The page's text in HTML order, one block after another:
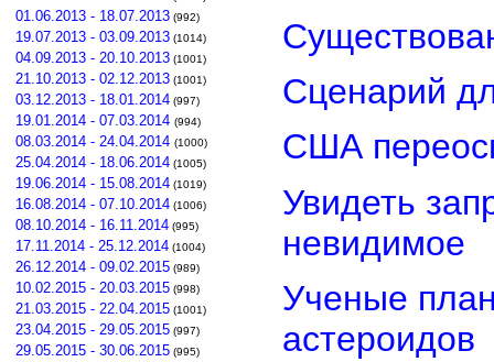
01.06.2013 - 18.07.2013 (992)
19.07.2013 - 03.09.2013 (1014)
04.09.2013 - 20.10.2013 (1001)
21.10.2013 - 02.12.2013 (1001)
03.12.2013 - 18.01.2014 (997)
19.01.2014 - 07.03.2014 (994)
08.03.2014 - 24.04.2014 (1000)
25.04.2014 - 18.06.2014 (1005)
19.06.2014 - 15.08.2014 (1019)
16.08.2014 - 07.10.2014 (1006)
08.10.2014 - 16.11.2014 (995)
17.11.2014 - 25.12.2014 (1004)
26.12.2014 - 09.02.2015 (989)
10.02.2015 - 20.03.2015 (998)
21.03.2015 - 22.04.2015 (1001)
23.04.2015 - 29.05.2015 (997)
29.05.2015 - 30.06.2015 (995)
Сценарий
США
Увидеть
невидимое
Ученые
астероидов